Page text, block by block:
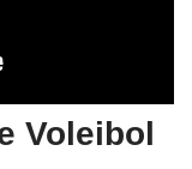
Voleibol